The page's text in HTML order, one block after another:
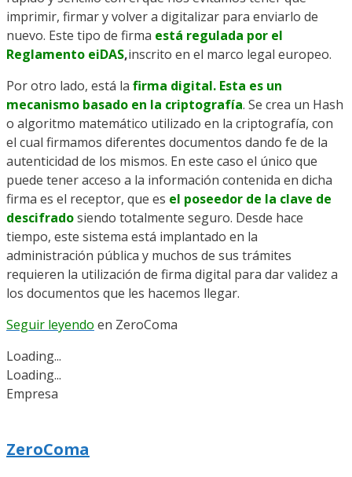
imprimir, firmar y volver a digitalizar para enviarlo de
nuevo. Este tipo de firma está regulada por el
Reglamento eiDAS,inscrito en el marco legal europeo.
Por otro lado, está la firma digital. Esta es un
mecanismo basado en la criptografía. Se crea un Hash
o algoritmo matemático utilizado en la criptografía, con
el cual firmamos diferentes documentos dando fe de la
autenticidad de los mismos. En este caso el único que
puede tener acceso a la información contenida en dicha
firma es el receptor, que es el poseedor de la clave de
descifradosiendo totalmente seguro. Desde hace
tiempo, este sistema está implantado en la
administración pública y muchos de sus trámites
requieren la utilización de firma digital para dar validez a
los documentos que les hacemos llegar.
Seguir leyendo en ZeroComa
Loading...
Loading...
Empresa
ZeroComa